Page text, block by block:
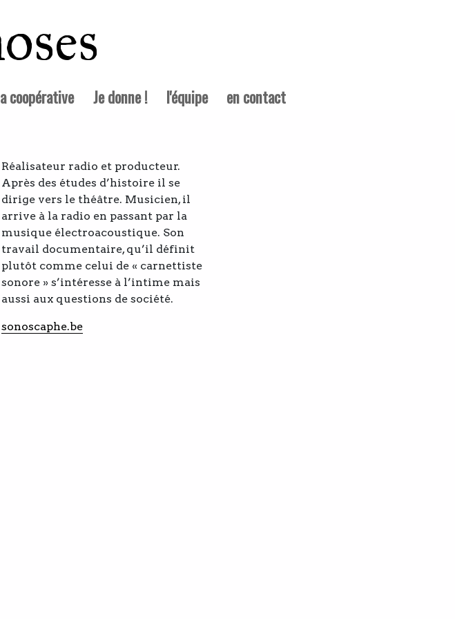
coopérative Je donne ! l'équipe en contact
Réalisateur radio et producteur.
Après des études d’histoire il se
dirige vers le théâtre. Musicien, il
arrive à la radio en passant par la
musique électroacoustique. Son
travail documentaire, qu’il définit
plutôt comme celui de « carnettiste
sonore » s’intéresse à l’intime mais
aussi aux questions de société.
sonoscaphe.be